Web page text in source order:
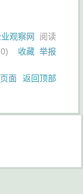
观察网
阅读
0) 收藏 举报
面 返回顶部